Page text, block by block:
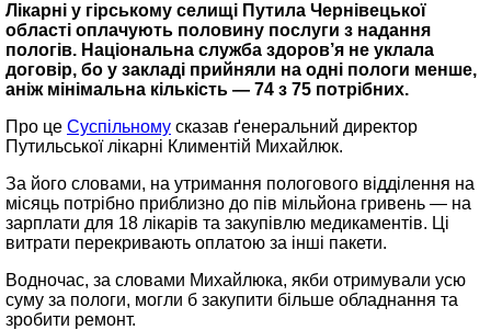
Лікарні у гірському селищі Путила Чернівецької
області оплачують половину послуги з надання
пологів. Національна служба здоров’я не уклала
договір, бо у закладі прийняли на одні пологи менше,
аніж мінімальна кількість — 74 з 75 потрібних.
Про це Суспільному сказав ґенеральний директор
Путильської лікарні Климентій Михайлюк.
За його словами, на утримання пологового відділення на
місяць потрібно приблизно до пів мільйона гривень — на
зарплати для 18 лікарів та закупівлю медикаментів. Ці
витрати перекривають оплатою за інші пакети.
Водночас, за словами Михайлюка, якби отримували усю
суму за пологи, могли б закупити більше обладнання та
зробити ремонт.